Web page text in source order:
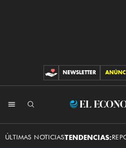
CONTRIBUCIONES
NEWSLETTER
El
ÚLTIMAS NOTICIASTENDENCIAS: